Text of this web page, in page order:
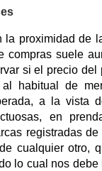
la proximidad de
compras suele
si el precio del
habitual de
a la vista
en
registradas
cualquier otro,
lo cual nos